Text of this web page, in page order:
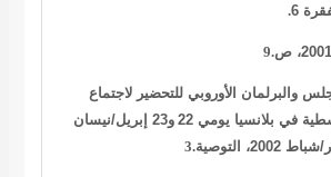
6
.
9.
والبرلمان الأوروبي للتحضير لاجتماع
في بلانسيا يومي 22
و23 إبريل/نيسان
2002، التوصية 3.